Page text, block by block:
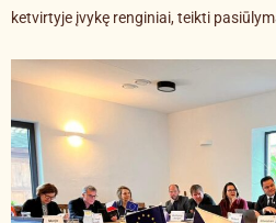
ketvirtyje įvykę renginiai, teikti